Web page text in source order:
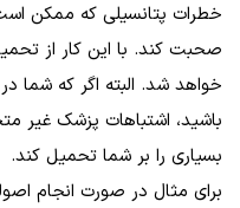
خطرات پتانسیلی که ممکن
صحبت کند. با این کار از
خواهد شد. البته اگر که شما
باشید، اشتباهات پزشک غیر
بسیاری را بر شما تحمیل کند.
برای مثال در صورت انجام